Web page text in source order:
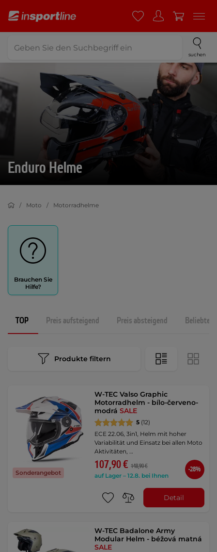
suchen
Enduro Helme
Moto Motorradhelme
Brauchen Sie
Hilfe?
TOP Preis aufsteigend Preis absteigend
Produkte filtern
Sonderangebot
W-TEC Valso Graphic
Motorradhelm - bílo-červeno-
modráSALE
5 (12)
ECE 22.06, 3in1, Helm mit hoher
Variabilität und Einsatz bei allen Moto
Aktivitäten, …
107,90 € 148,90 €
auf Lager – 12.8. bei Ihnen
-28%
Detail
W-TEC Badalone Army
Modular Helm - béžová matná
SALE